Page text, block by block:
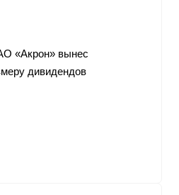
«Акрон» вынес
дивидендов